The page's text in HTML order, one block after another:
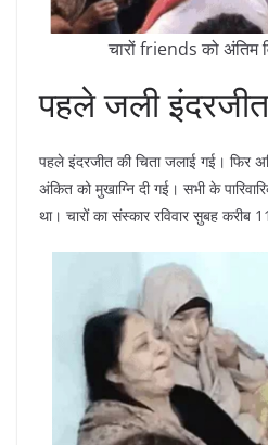
चारों friends को अंतिम
पहले जली
पहले इंदरजीत की चिता जलाई गई। फिर
अंकित को मुखाग्नि दी गई। सभी के
था। चारों का संस्कार रविवार सुबह